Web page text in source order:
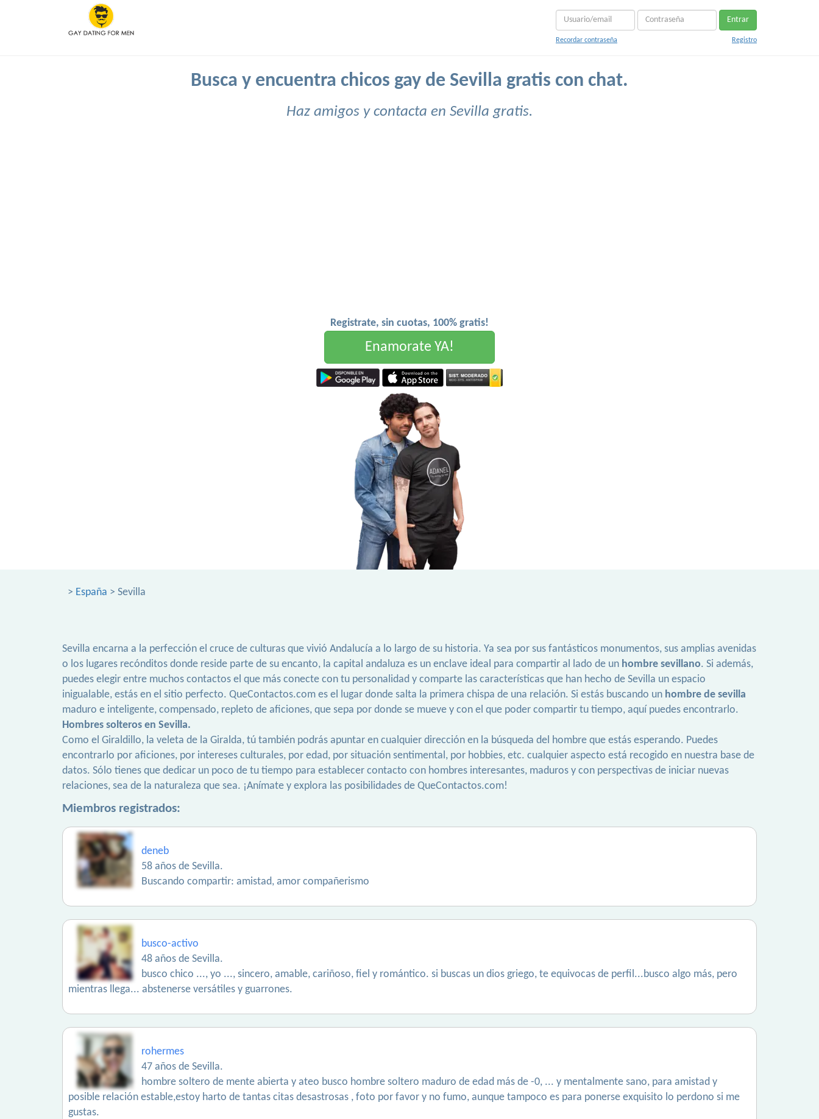
Entrar
Recordar contraseña Registro
Busca y encuentra chicos gay de Sevilla gratis con chat.
Haz amigos y contacta en Sevilla gratis.
Registrate, sin cuotas, 100% gratis!
Enamorate YA!
> España > Sevilla
Sevilla encarna a la perfección el cruce de culturas que vivió Andalucía a lo largo de su historia. Ya sea por sus fantásticos monumentos, sus amplias avenidas
o los lugares recónditos donde reside parte de su encanto, la capital andaluza es un enclave ideal para compartir al lado de un hombre sevillano. Si además,
puedes elegir entre muchos contactos el que más conecte con tu personalidad y comparte las características que han hecho de Sevilla un espacio
inigualable, estás en el sitio perfecto. QueContactos.com es el lugar donde salta la primera chispa de una relación. Si estás buscando un hombre de sevilla
maduro e inteligente, compensado, repleto de aficiones, que sepa por donde se mueve y con el que poder compartir tu tiempo, aquí puedes encontrarlo.
Hombres solteros en Sevilla.
Como el Giraldillo, la veleta de la Giralda, tú también podrás apuntar en cualquier dirección en la búsqueda del hombre que estás esperando. Puedes
encontrarlo por aficiones, por intereses culturales, por edad, por situación sentimental, por hobbies, etc. cualquier aspecto está recogido en nuestra base de
datos. Sólo tienes que dedicar un poco de tu tiempo para establecer contacto con hombres interesantes, maduros y con perspectivas de iniciar nuevas
relaciones, sea de la naturaleza que sea. ¡Anímate y explora las posibilidades de QueContactos.com!
Miembros registrados:
deneb
58 años de Sevilla.
Buscando compartir: amistad, amor compañerismo
busco-activo
48 años de Sevilla.
busco chico ..., yo ..., sincero, amable, cariñoso, fiel y romántico. si buscas un dios griego, te equivocas de perfil...busco algo más, pero
mientras llega... abstenerse versátiles y guarrones.
rohermes
47 años de Sevilla.
hombre soltero de mente abierta y ateo busco hombre soltero maduro de edad más de -0, ... y mentalmente sano, para amistad y
posible relación estable,estoy harto de tantas citas desastrosas , foto por favor y no fumo, aunque tampoco es para ponerse exquisito lo perdono si me
gustas.